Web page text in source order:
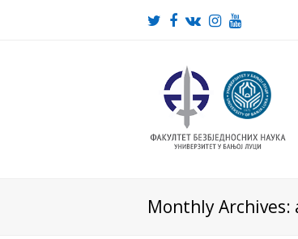
Twitter
Facebook
VKInstagram
Youtube
Monthly Archives: